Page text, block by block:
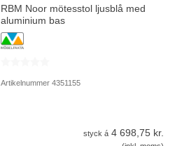
RBM Noor mötesstol ljusblå med
aluminium bas
Artikelnummer 4351155
styck á 4 698,75 kr.